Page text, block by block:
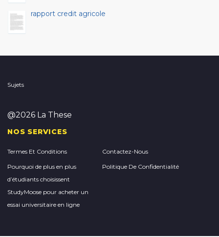
rapport credit agricole
Sujets
@2026 La These
NOS SERVICES
Termes Et Conditions Contactez-Nous
Pourquoi de plus en plus
d’étudiants choisissent
StudyMoose pour acheter un
essai universitaire en ligne
Politique De Confidentialité